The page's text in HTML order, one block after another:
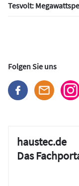
Tesvolt:
Folgen Sie uns
haustec.de
Das